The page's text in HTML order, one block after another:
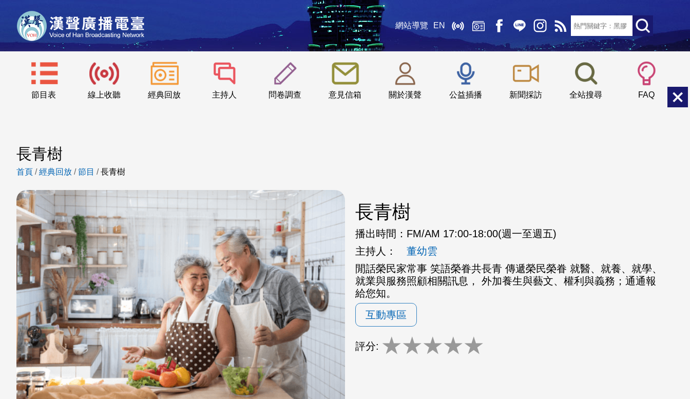
網站導覽 EN
節目表 線上收聽 經典回放 主持人 問卷調查 意見信箱 關於漢聲 公益插播 新聞採訪 全站搜尋 FAQ
::: 小 中
長青樹
首頁 /經典回放 /節目 /長青樹
長青樹
播出時間： FM/AM 17:00-18:00(週一至週五)
主持人：
董幼雲
閒話榮民家常事 笑語榮眷共長青 傳遞榮民榮眷 就醫、就養、就學、
就業與服務照顧相關訊息， 外加養生與藝文、權利與義務；通通報
給您知。
互動專區
評分: ★★★★★